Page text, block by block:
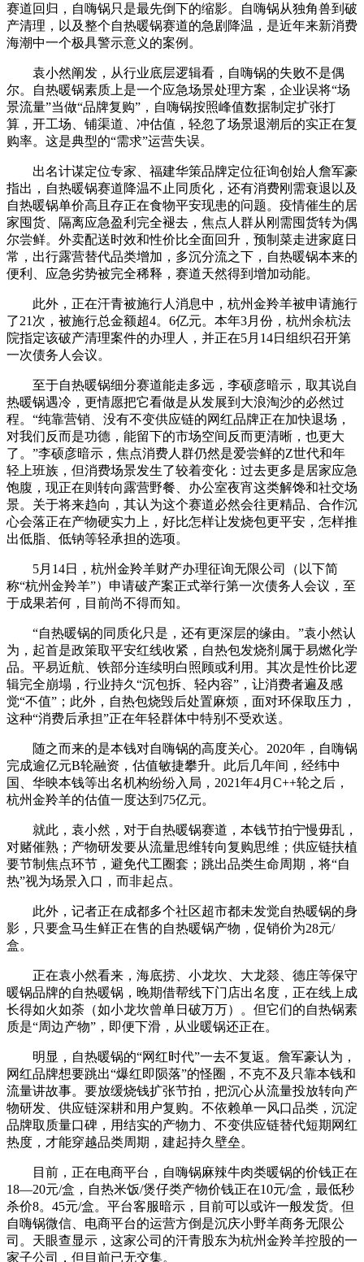
赛道回归，自嗨锅只是最先倒下的缩影。自嗨锅从独角兽到破
产清理，以及整个自热暖锅赛道的急剧降温，是近年来新消费
海潮中一个极具警示意义的案例。
袁小然阐发，从行业底层逻辑看，自嗨锅的失败不是偶
尔。自热暖锅素质上是一个应急场景处理方案，企业误将“场
景流量”当做“品牌复购”，自嗨锅按照峰值数据制定扩张打
算，开工场、铺渠道、冲估值，轻忽了场景退潮后的实正在复
购率。这是典型的“需求”运营失误。
出名计谋定位专家、福建华策品牌定位征询创始人詹军豪
指出，自热暖锅赛道降温不止同质化，还有消费刚需衰退以及
自热暖锅单价高且存正在食物平安现患的问题。疫情催生的居
家囤货、隔离应急盈利完全褪去，焦点人群从刚需囤货转为偶
尔尝鲜。外卖配送时效和性价比全面回升，预制菜走进家庭日
常，出行露营替代品类增加，多沉分流之下，自热暖锅本来的
便利、应急劣势被完全稀释，赛道天然得到增加动能。
此外，正在汗青被施行人消息中，杭州金羚羊被申请施行
了21次，被施行总金额超4。6亿元。本年3月份，杭州余杭法
院指定该破产清理案件的办理人，并正在5月14日组织召开第
一次债务人会议。
至于自热暖锅细分赛道能走多远，李硕彦暗示，取其说自
热暖锅遇冷，更情愿把它看做是从发展到大浪淘沙的必然过
程。“纯靠营销、没有不变供应链的网红品牌正在加快退场，
对我们反而是功德，能留下的市场空间反而更清晰，也更大
了。”李硕彦暗示，焦点消费人群仍然是爱尝鲜的Z世代和年
轻上班族，但消费场景发生了较着变化：过去更多是居家应急
饱腹，现正在则转向露营野餐、办公室夜宵这类解馋和社交场
景。关于将来趋向，其认为这个赛道必然会往更精品、合作沉
心会落正在产物硬实力上，好比怎样让发烧包更平安，怎样推
出低脂、低钠等轻承担的选项。
5月14日，杭州金羚羊财产办理征询无限公司（以下简
称“杭州金羚羊”）申请破产案正式举行第一次债务人会议，至
于成果若何，目前尚不得而知。
“自热暖锅的同质化只是，还有更深层的缘由。”袁小然认
为，起首是政策取平安红线收紧，自热包发烧剂属于易燃化学
品。平易近航、铁部分连续明白照顾或利用。其次是性价比逻
辑完全崩塌，行业持久“沉包拆、轻内容”，让消费者遍及感
觉“不值”；此外，自热包烧毁后处置麻烦，面对环保取压力，
这种“消费后承担”正在年轻群体中特别不受欢送。
随之而来的是本钱对自嗨锅的高度关心。2020年，自嗨锅
完成逾亿元B轮融资，估值敏捷攀升。此后几年间，经纬中
国、华映本钱等出名机构纷纷入局，2021年4月C++轮之后，
杭州金羚羊的估值一度达到75亿元。
就此，袁小然，对于自热暖锅赛道，本钱节拍宁慢毋乱，
对赌催熟；产物研发要从流量思维转向复购思维；供应链扶植
要节制焦点环节，避免代工圈套；跳出品类生命周期，将“自
热”视为场景入口，而非起点。
此外，记者正在成都多个社区超市都未发觉自热暖锅的身
影，只要盒马生鲜正在售的自热暖锅产物，促销价为28元/
盒。
正在袁小然看来，海底捞、小龙坎、大龙燚、德庄等保守
暖锅品牌的自热暖锅，晚期借帮线下门店出名度，正在线上成
长得如火如荼（如小龙坎曾单日破万万）。但它们的自热锅素
质是“周边产物”，即便下滑，从业暖锅还正在。
明显，自热暖锅的“网红时代”一去不复返。詹军豪认为，
网红品牌想要跳出“爆红即陨落”的怪圈，不克不及只靠本钱和
流量讲故事。要放缓烧钱扩张节拍，把沉心从流量投放转向产
物研发、供应链深耕和用户复购。不依赖单一风口品类，沉淀
品牌取质量口碑，用结实的产物力、不变供应链替代短期网红
热度，才能穿越品类周期，建起持久壁垒。
目前，正在电商平台，自嗨锅麻辣牛肉类暖锅的价钱正在
18—20元/盒，自热米饭/煲仔类产物价钱正在10元/盒，最低秒
杀价8。45元/盒。平台客服暗示，目前可以或许一般发货。但
自嗨锅微信、电商平台的运营方倒是沉庆小野羊商务无限公
司。天眼查显示，这家公司的汗青股东为杭州金羚羊控股的一
家子公司，但目前已无交集。